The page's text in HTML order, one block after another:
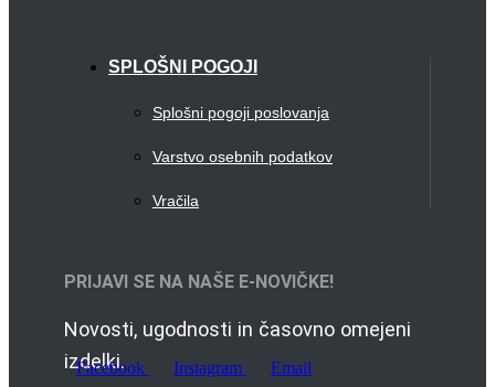
SPLOŠNI POGOJI
Splošni pogoji poslovanja
Varstvo osebnih podatkov
Vračila
PRIJAVI SE NA NAŠE E-NOVIČKE!
Novosti, ugodnosti in časovno omejeni
izdelki.
Facebook Instagram Email